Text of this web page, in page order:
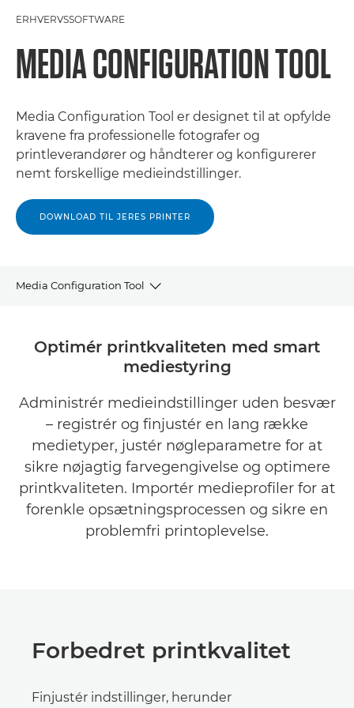
ERHVERVSSOFTWARE
MEDIA CONFIGURATION TOOL
Media Configuration Tool er designet til at opfylde
kravene fra professionelle fotografer og
printleverandører og håndterer og konfigurerer
nemt forskellige medieindstillinger.
DOWNLOAD TIL JERES PRINTER
Media Configuration Tool
DOWNLOAD BROCHURER
DOWNLOAD SOFTWARE
Optimér printkvaliteten med smart
mediestyring
Administrér medieindstillinger uden besvær
– registrér og finjustér en lang række
medietyper, justér nøgleparametre for at
sikre nøjagtig farvegengivelse og optimere
printkvaliteten. Importér medieprofiler for at
forenkle opsætningsprocessen og sikre en
problemfri printoplevelse.
Forbedret printkvalitet
Finjustér indstillinger, herunder